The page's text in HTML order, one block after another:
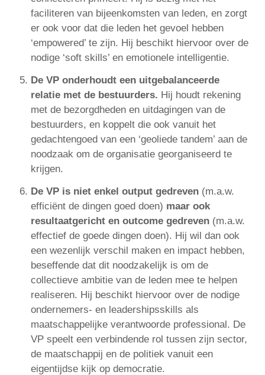
faciliteren van bijeenkomsten van leden, en zorgt
er ook voor dat die leden het gevoel hebben
‘empowered’ te zijn. Hij beschikt hiervoor over de
nodige ‘soft skills’ en emotionele intelligentie.
De VP onderhoudt een uitgebalanceerde
relatie met de bestuurders. Hij houdt rekening
met de bezorgdheden en uitdagingen van de
bestuurders, en koppelt die ook vanuit het
gedachtengoed van een ‘geoliede tandem’ aan de
noodzaak om de organisatie georganiseerd te
krijgen.
De VP is niet enkel output gedreven (m.a.w.
efficiënt de dingen goed doen) maar ook
resultaatgericht en outcome gedreven (m.a.w.
effectief de goede dingen doen). Hij wil dan ook
een wezenlijk verschil maken en impact hebben,
beseffende dat dit noodzakelijk is om de
collectieve ambitie van de leden mee te helpen
realiseren. Hij beschikt hiervoor over de nodige
ondernemers- en leadershipsskills als
maatschappelijke verantwoorde professional. De
VP speelt een verbindende rol tussen zijn sector,
de maatschappij en de politiek vanuit een
eigentijdse kijk op democratie.